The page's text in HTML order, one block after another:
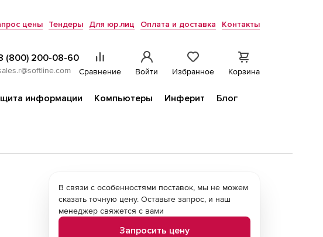
цены Тендеры Для юр.лиц Оплата и доставка Контакты
(800) 200-08-60
Сравнение Войти Избранное Корзина
информации Компьютеры Инферит
Блог
В связи с особенностями поставок, мы не можем
сказать точную цену. Оставьте запрос, и наш
менеджер свяжется с вами
Запросить цену